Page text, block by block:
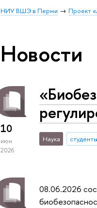
НИУ ВШЭ в Перми Проект
Новости
10
июн
2026
Наука студенты
08.06.2026